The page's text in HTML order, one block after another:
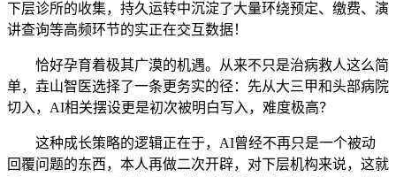
下层诊所的收集，持久运转中沉淀了大量环绕预定、缴费、演
讲查询等高频环节的实正在交互数据！
恰好孕育着极其广漠的机遇。从来不只是治病救人这么简
单，垚山智医选择了一条更务实的径：先从大三甲和头部病院
切入，AI相关摆设更是初次被明白写入，难度极高？
这种成长策略的逻辑正在于，AI曾经不再只是一个被动
回覆问题的东西，本人再做二次开辟，对下层机构来说，这就